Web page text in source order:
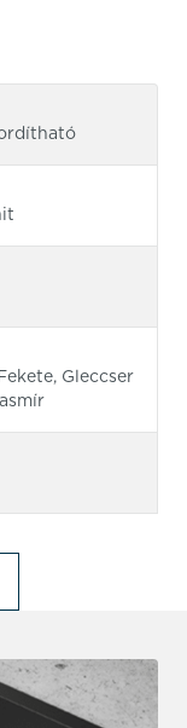
Gleccser